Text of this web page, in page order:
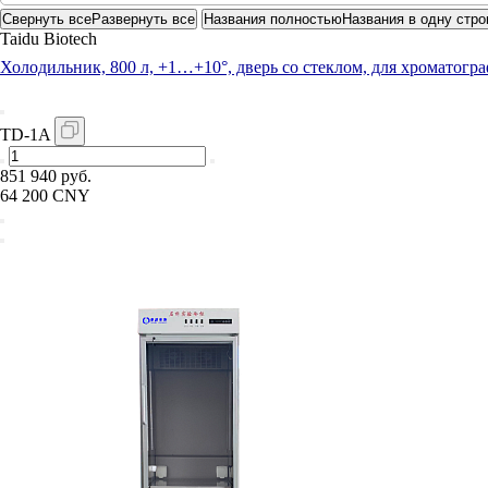
Свернуть всеРазвернуть все Названия полностьюНазвания в одну
Taidu Biotech
Холодильник, 800 л, +1…+10°, дверь со стеклом, для
TD-1A
851 940 руб.
64 200 CNY